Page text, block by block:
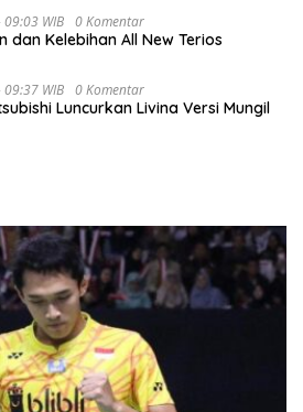
WIB 0 Komentar
dan Kelebihan All New Terios
WIB 0 Komentar
Luncurkan Livina Versi Mungil